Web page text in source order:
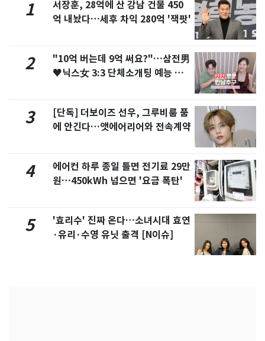
1
서장훈, 28억에 산 강남 건물 450
억 내놨다…세후 차익 280억 '잭팟'
2
"10억 버는데 9억 써요?"…삼전男
♥닉스女 3:3 단체소개팅 예능 화
3
[단독] 더보이즈 선우, 그루비룸 품
에 안긴다…앳에어리어와 전속계약
4
에어컨 하루 종일 틀면 전기료 29만
원…450kWh 넘으면 '요금 폭탄'
5
'효리수' 진짜 온다…소녀시대 효연
·유리·수영 유닛 출격 [N이슈]